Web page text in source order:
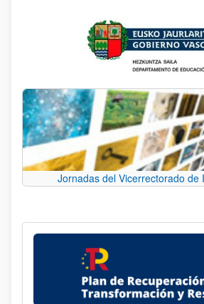
Jornadas del Vicerrectorado de